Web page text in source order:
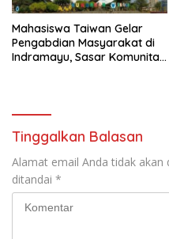
Mahasiswa Taiwan Gelar
Pengabdian Masyarakat di
Indramayu, Sasar Komunitas
Tinggalkan Balasan
Alamat email Anda tidak akan
ditandai *